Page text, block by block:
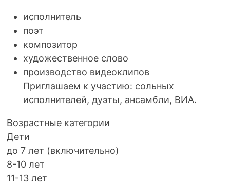
исполнитель
поэт
композитор
художественное слово
производство видеоклипов
Приглашаем к участию: сольных
исполнителей, дуэты, ансамбли, ВИА.
Возрастные категории
Дети
до 7 лет (включительно)
8-10 лет
11-13 лет